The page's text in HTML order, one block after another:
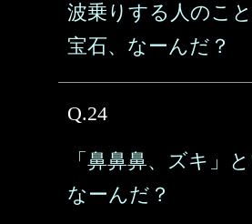
波乗りする人のこ
宝石、なーんだ？
Q.24
「鼻鼻鼻、ズキ」と
なーんだ？